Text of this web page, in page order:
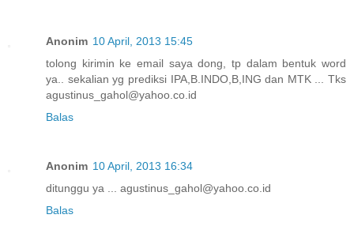
Anonim 10 April, 2013 15:45
tolong kirimin ke email saya dong, tp dalam bentuk word
ya.. sekalian yg prediksi IPA,B.INDO,B,ING dan MTK ... Tks
agustinus_gahol@yahoo.co.id
Balas
Anonim 10 April, 2013 16:34
ditunggu ya ... agustinus_gahol@yahoo.co.id
Balas